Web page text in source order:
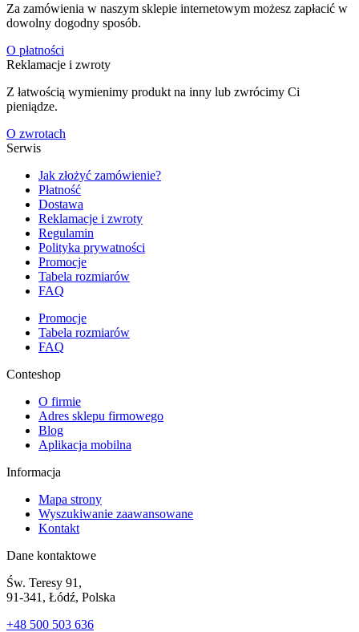
Za zamówienia w naszym sklepie internetowym możesz zapłacić w
dowolny dogodny sposób.
O płatności
Reklamacje i zwroty
Z łatwością wymienimy produkt na inny lub zwrócimy Ci
pieniądze.
O zwrotach
Serwis
Jak złożyć zamówienie?
Płatność
Dostawa
Reklamacje i zwroty
Regulamin
Polityka prywatności
Promocje
Tabela rozmiarów
FAQ
Promocje
Tabela rozmiarów
FAQ
Conteshop
O firmie
Adres sklepu firmowego
Blog
Aplikacja mobilna
Informacja
Mapa strony
Wyszukiwanie zaawansowane
Kontakt
Dane kontaktowe
Św. Teresy 91,
91-341, Łódź, Polska
+48 500 503 636